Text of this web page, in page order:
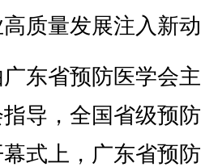
质量发展注入新
省预防医学会
导，全国省级预
式上，广东省预